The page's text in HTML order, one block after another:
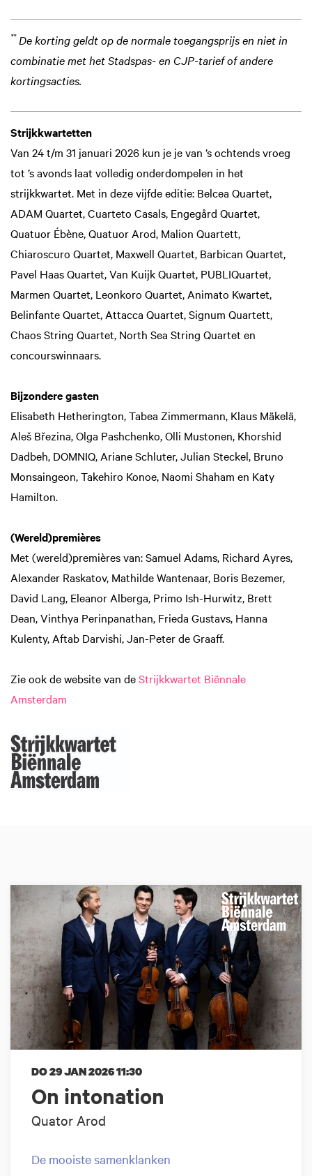
**De korting geldt op de normale toegangsprijs en niet in
combinatie met het Stadspas- en CJP-tarief of andere
kortingsacties.
Strijkkwartetten
Van 24 t/m 31 januari 2026 kun je je van ’s ochtends vroeg
tot ’s avonds laat volledig onderdompelen in het
strijkkwartet. Met in deze vijfde editie: Belcea Quartet,
ADAM Quartet, Cuarteto Casals, Engegård Quartet,
Quatuor Ébène, Quatuor Arod, Malion Quartett,
Chiaroscuro Quartet, Maxwell Quartet, Barbican Quartet,
Pavel Haas Quartet, Van Kuijk Quartet, PUBLIQuartet,
Marmen Quartet, Leonkoro Quartet, Animato Kwartet,
Belinfante Quartet, Attacca Quartet, Signum Quartett,
Chaos String Quartet, North Sea String Quartet en
concourswinnaars.
Bijzondere gasten
Elisabeth Hetherington, Tabea Zimmermann, Klaus Mäkelä,
Aleš Březina, Olga Pashchenko, Olli Mustonen, Khorshid
Dadbeh, DOMNIQ, Ariane Schluter, Julian Steckel, Bruno
Monsaingeon, Takehiro Konoe, Naomi Shaham en Katy
Hamilton.
(Wereld)premières
Met (wereld)premières van: Samuel Adams, Richard Ayres,
Alexander Raskatov, Mathilde Wantenaar, Boris Bezemer,
David Lang, Eleanor Alberga, Primo Ish-Hurwitz, Brett
Dean, Vinthya Perinpanathan, Frieda Gustavs, Hanna
Kulenty, Aftab Darvishi, Jan-Peter de Graaff.
Zie ook de website van deStrijkkwartet Biënnale
Amsterdam
On intonation
Quator Arod
DO 29 JAN 202611:30
De mooiste samenklanken